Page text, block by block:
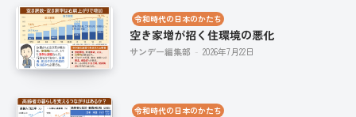
令和時代の日本のかたち
空き家増が招く住環境の悪化
サンデー編集部 - 2026年7月22日
令和時代の日本のかたち